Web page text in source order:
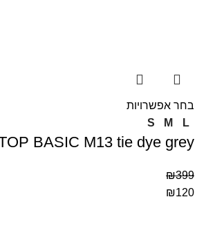
בחר אפשרויות
L
M
S
BASIC M13 tie dye grey
₪399
₪120